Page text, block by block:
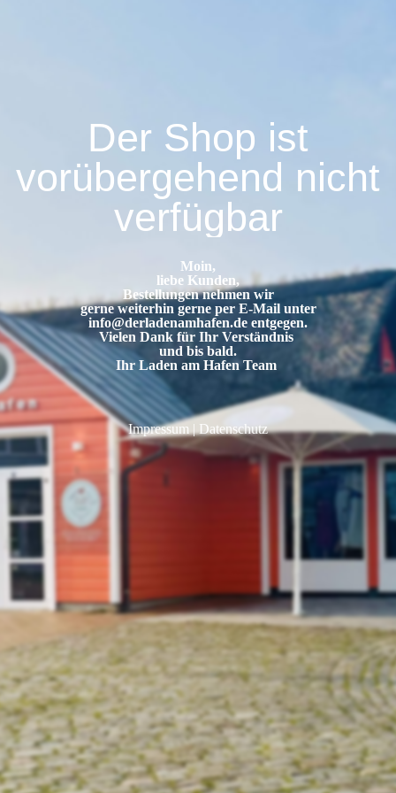
Der Shop ist
vorübergehend nicht
verfügbar
Moin,
liebe Kunden,
Bestellungen nehmen wir
gerne weiterhin gerne per E-Mail unter
info@derladenamhafen.de entgegen.
Vielen Dank für Ihr Verständnis
und bis bald.
Ihr Laden am Hafen Team
Impressum | Datenschutz